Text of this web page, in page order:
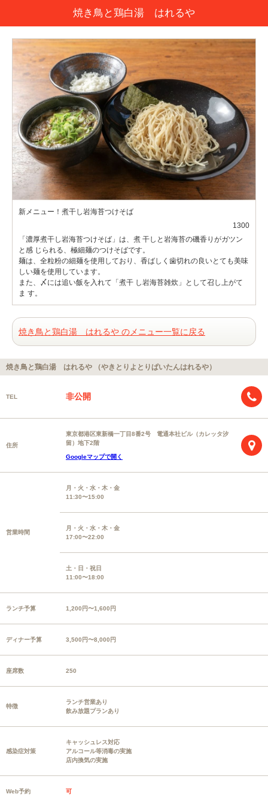
焼き鳥と鶏白湯 はれるや
新メニュー！煮干し岩海苔つけそば
1300
「濃厚煮干し岩海苔つけそば」は、煮 干しと岩海苔の磯香りがガツン
と感 じられる、極細麺のつけそばです。
麺は、全粒粉の細麺を使用しており、香ばしく歯切れの良いとても美味
しい麺を使用しています。
また、〆には追い飯を入れて「煮干 し岩海苔雑炊」として召し上がて
ま す。
焼き鳥と鶏白湯 はれるや のメニュー一覧に戻る
焼き鳥と鶏白湯 はれるや （やきとりよとりぱいたんはれるや）
TEL 非公開
住所
東京都港区東新橋一丁目8番2号 電通本社ビル（カレッタ汐
留）地下2階
Googleマップで開く
営業時間
月・火・水・木・金
11:30〜15:00
月・火・水・木・金
17:00〜22:00
土・日・祝日
11:00〜18:00
ランチ予算 1,200円〜1,600円
ディナー予算 3,500円〜8,000円
座席数 250
特徴
ランチ営業あり
飲み放題プランあり
感染症対策
キャッシュレス対応
アルコール等消毒の実施
店内換気の実施
Web予約 可